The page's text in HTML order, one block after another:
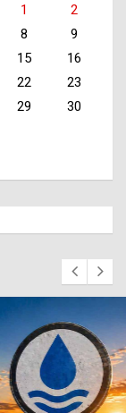
1
2
8
9
15
16
22
23
29
30